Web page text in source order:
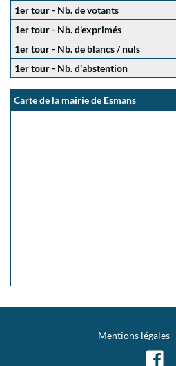
1er tour - Nb. de votants
1er tour - Nb. d'exprimés
1er tour - Nb. de blancs / nuls
1er tour - Nb. d'abstention
Carte de la mairie de Esmans
Mentions légales-